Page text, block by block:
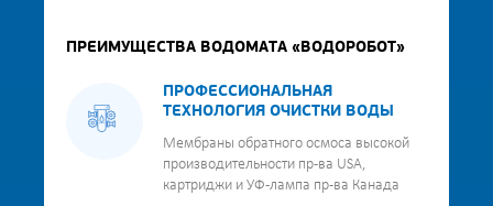
ПРЕИМУЩЕСТВА ВОДОМАТА «ВОДОРОБОТ»
ПРОФЕССИОНАЛЬНАЯ
ТЕХНОЛОГИЯ ОЧИСТКИ ВОДЫ
Мембраны обратного осмоса высокой
производительности пр-ва USA,
картриджи и УФ-лампа пр-ва Канада